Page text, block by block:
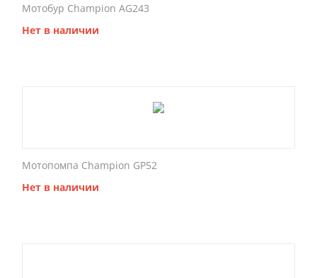
Мотобур Champion AG243
Нет в наличии
Мотопомпа Champion GP52
Нет в наличии